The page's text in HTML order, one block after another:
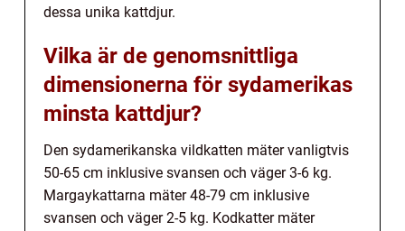
dessa unika kattdjur.
Vilka är de genomsnittliga
dimensionerna för sydamerikas
minsta kattdjur?
Den sydamerikanska vildkatten mäter vanligtvis
50-65 cm inklusive svansen och väger 3-6 kg.
Margaykattarna mäter 48-79 cm inklusive
svansen och väger 2-5 kg. Kodkatter mäter